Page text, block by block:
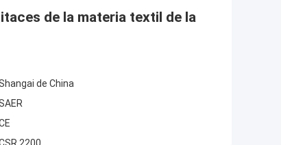
de la materia textil de la
de China